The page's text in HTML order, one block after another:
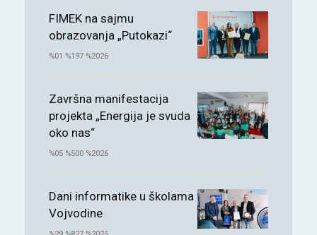
FIMEK na sajmu
obrazovanja „Putokazi“
%01 %197 %2026
Završna manifestacija
projekta „Energija je svuda
oko nas“
%05 %500 %2026
Dani informatike u školama
Vojvodine